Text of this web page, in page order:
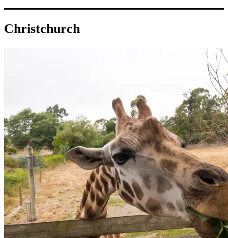
Christchurch